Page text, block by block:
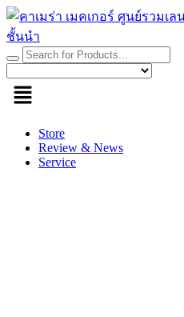
Skip
to
content
Store
Review & News
Service